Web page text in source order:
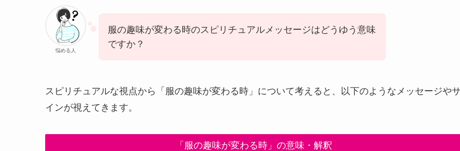
悩める人
服の趣味が変わる時のスピリチュアルメッセージはどうゆう意味
ですか？
スピリチュアルな視点から「服の趣味が変わる時」について考えると、以下のようなメッセージや
インが視えてきます。
「服の趣味が変わる時」の意味・解釈